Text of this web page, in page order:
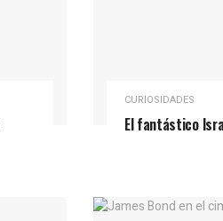
CURIOSIDADES
El fantástico